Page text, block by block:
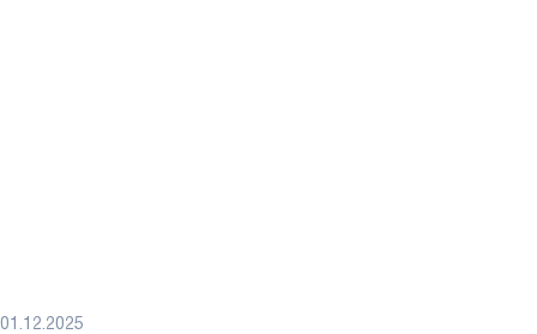
01.12.2025